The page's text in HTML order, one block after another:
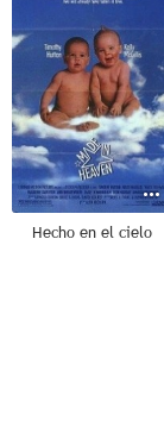
Hecho en el cielo